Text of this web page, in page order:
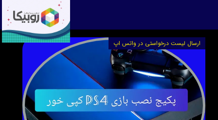
★★
ارسال لیست درخواستی در واتس اپ